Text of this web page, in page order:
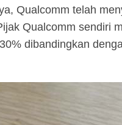
Qualcomm telah
Qualcomm sendiri
dibandingkan